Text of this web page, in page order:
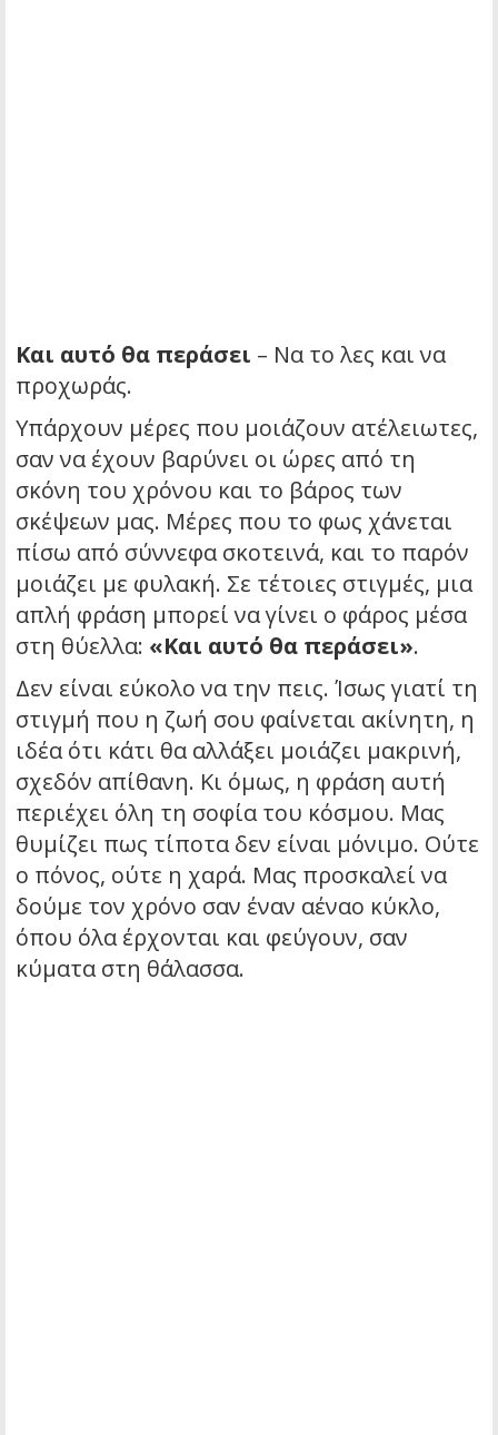
Και αυτό θα περάσει – Να το λες και να
προχωράς.
Υπάρχουν μέρες που μοιάζουν ατέλειωτες,
σαν να έχουν βαρύνει οι ώρες από τη
σκόνη του χρόνου και το βάρος των
σκέψεων μας. Μέρες που το φως χάνεται
πίσω από σύννεφα σκοτεινά, και το παρόν
μοιάζει με φυλακή. Σε τέτοιες στιγμές, μια
απλή φράση μπορεί να γίνει ο φάρος μέσα
στη θύελλα: «Και αυτό θα περάσει».
Δεν είναι εύκολο να την πεις. Ίσως γιατί τη
στιγμή που η ζωή σου φαίνεται ακίνητη, η
ιδέα ότι κάτι θα αλλάξει μοιάζει μακρινή,
σχεδόν απίθανη. Κι όμως, η φράση αυτή
περιέχει όλη τη σοφία του κόσμου. Μας
θυμίζει πως τίποτα δεν είναι μόνιμο. Ούτε
ο πόνος, ούτε η χαρά. Μας προσκαλεί να
δούμε τον χρόνο σαν έναν αέναο κύκλο,
όπου όλα έρχονται και φεύγουν, σαν
κύματα στη θάλασσα.